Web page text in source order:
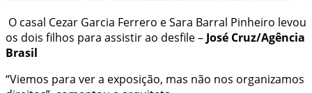
O casal Cezar Garcia Ferrero e Sara Barral Pinheiro levou
os dois filhos para assistir ao desfile – José Cruz/Agência
Brasil
“Viemos para ver a exposição, mas não nos organizamos